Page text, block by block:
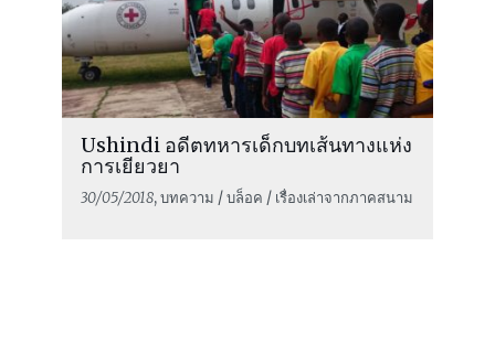
Ushindi อดีตทหารเด็กบทเส้นทางแห่ง
การเยียวยา
30/05/2018, บทความ / บล็อค / เรื่องเล่าจากภาคสนาม